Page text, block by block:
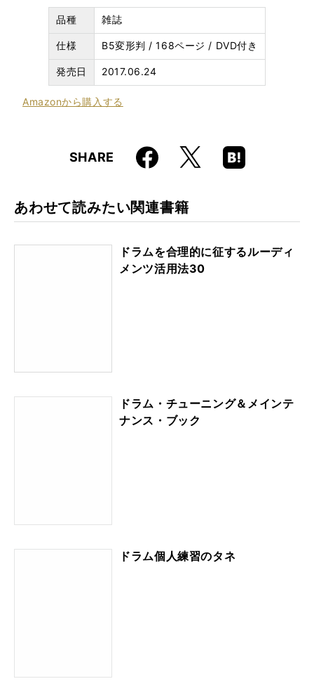
品種 雑誌
仕様 B5変形判 / 168ページ / DVD付き
発売日 2017.06.24
Amazonから購入する
SHARE Faceboo
k
X
Hatena
Boo
あわせて読みたい関連書籍
ドラムを合理的に征するルーディ
メンツ活用法30
ドラム・チューニング＆メインテ
ナンス・ブック
ドラム個人練習のタネ